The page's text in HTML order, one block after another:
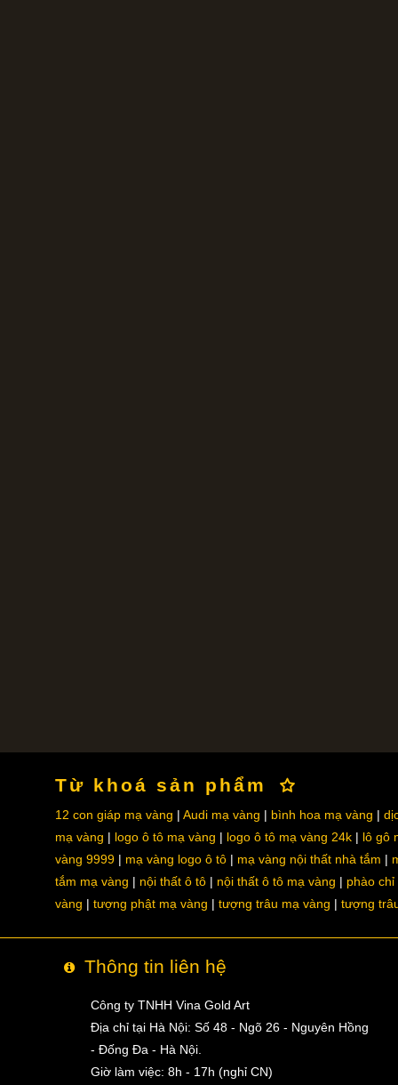
Từ khoá sản phẩm
12 con giáp mạ vàng Audi mạ vàng bình hoa mạ vàng
mạ vàng
logo ô tô mạ vàng logo ô tô mạ vàng 24k
lô gô
vàng 9999
mạ vàng logo ô tô mạ vàng nội thất nhà tắm
tắm mạ vàng
nội thất ô tô nội thất ô tô mạ vàng
phào chỉ
vàng
tượng phật mạ vàng tượng trâu mạ vàng tượng
Thông tin liên hệ
Công ty TNHH Vina Gold Art
Địa chỉ tại Hà Nội: Số 48 - Ngõ 26 - Nguyên Hồng
- Đống Đa - Hà Nội.
Giờ làm việc: 8h - 17h (nghỉ CN)